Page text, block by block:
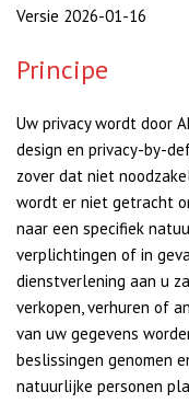
Versie 2026-01-16
Principe
Uw privacy wordt door
design en privacy-by-
zover dat niet
wordt er niet getracht
naar een specifiek
verplichtingen of in
dienstverlening aan u
verkopen, verhuren of
van uw gegevens
beslissingen genomen
natuurlijke personen